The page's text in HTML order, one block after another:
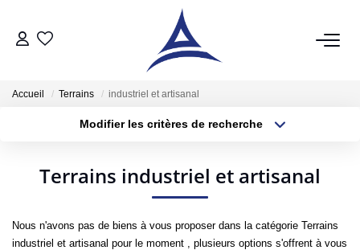
VENTES
Acheter
Vendre
Estimer
Accueil Terrains industriel et artisanal
Modifier les critères de recherche
Type de bien
Budget max Plus de critères
Terrains industriel et artisanal
Nous n'avons pas de biens à vous proposer dans la catégorie Terrains
industriel et artisanal pour le moment , plusieurs options s'offrent à vous